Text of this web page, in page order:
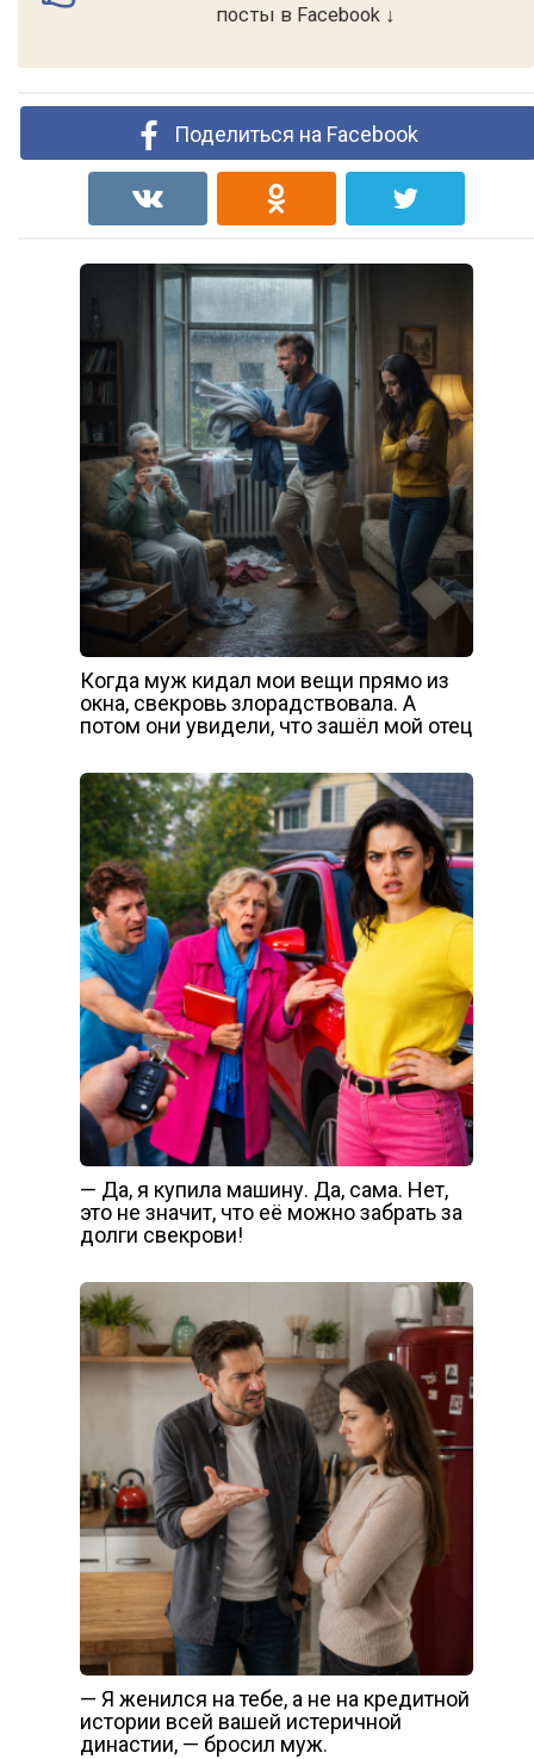
посты в Facebook ↓
Поделиться на Facebook
Когда муж кидал мои вещи прямо из
окна, свекровь злорадствовала. А
потом они увидели, что зашёл мой отец
— Да, я купила машину. Да, сама. Нет,
это не значит, что её можно забрать за
долги свекрови!
— Я женился на тебе, а не на кредитной
истории всей вашей истеричной
династии, — бросил муж.